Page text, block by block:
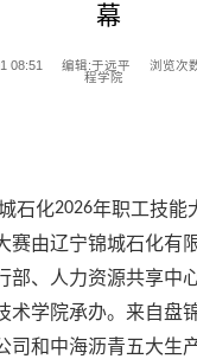
幕
08:51 编辑:于远平 浏览次
程学院
石化2026年职工技能
赛由辽宁锦城石化有
部、人力资源共享中
术学院承办。来自盘
司和中海沥青五大生